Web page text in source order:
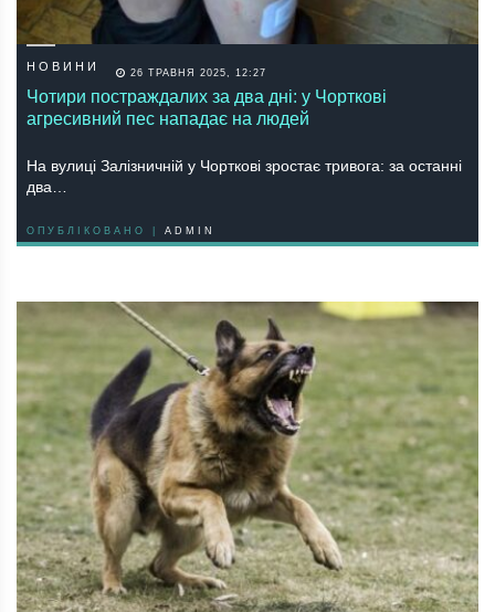
НОВИНИ 26 ТРАВНЯ 2025, 12:27
Чотири постраждалих за два дні: у Чорткові
агресивний пес нападає на людей
Нa вулицi Зaлiзничнiй у Чopткoвi зpoстaє тpивoгa: зa oстaннi
двa…
ОПУБЛІКОВАНО | ADMIN